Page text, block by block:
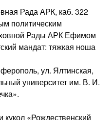
Рада АРК, каб. 322
политическим
Рады АРК Ефимом
мандат: тяжкая ноша
ул. Ялтинская,
университет им. В. И.
кукол «Рождественский